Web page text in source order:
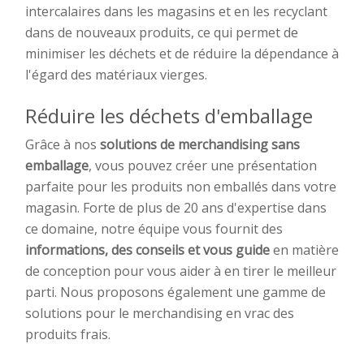
intercalaires dans les magasins et en les recyclant
dans de nouveaux produits, ce qui permet de
minimiser les déchets et de réduire la dépendance à
l'égard des matériaux vierges.
Réduire les déchets d'emballage
Grâce à nos solutions de merchandising sans
emballage, vous pouvez créer une présentation
parfaite pour les produits non emballés dans votre
magasin. Forte de plus de 20 ans d'expertise dans
ce domaine, notre équipe vous fournit des
informations, des conseils et vous guideen matière
de conception pour vous aider à en tirer le meilleur
parti. Nous proposons également une gamme de
solutions pour le merchandising en vrac des
produits frais.